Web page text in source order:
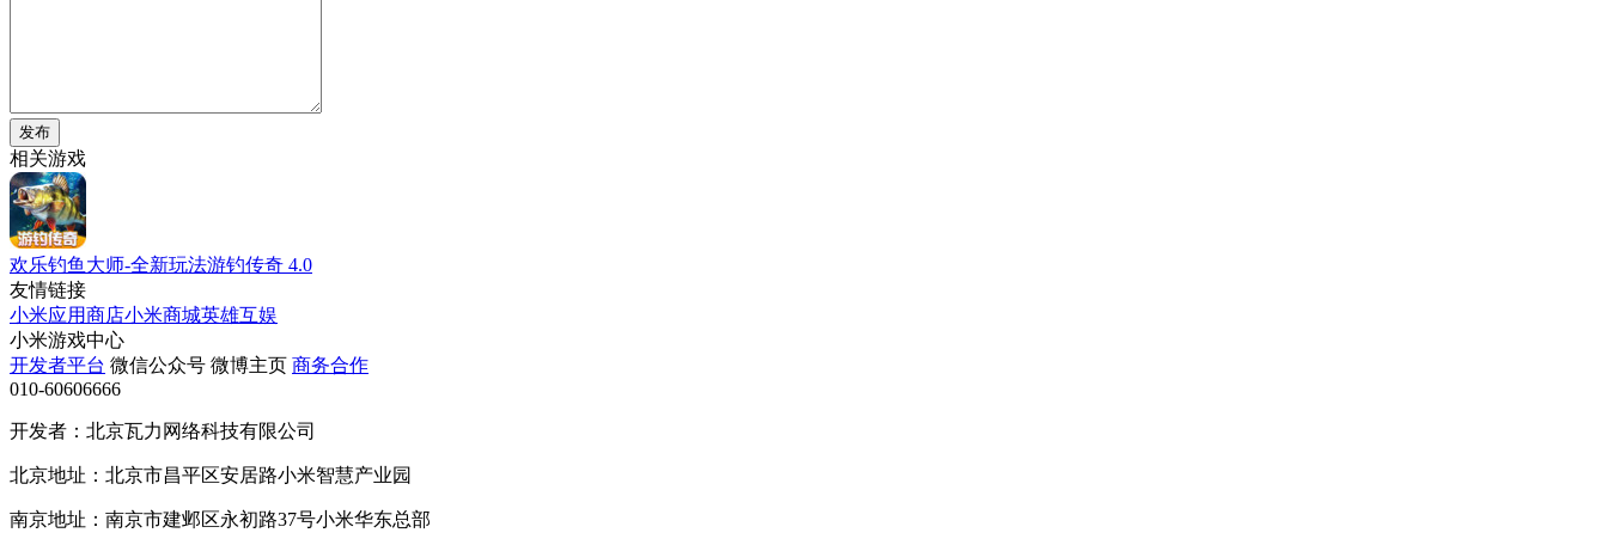
发布
相关游戏
欢乐钓鱼大师-全新玩法游钓传奇 4.0
友情链接
小米应用商店小米商城英雄互娱
小米游戏中心
开发者平台 微信公众号 微博主页 商务合作
010-60606666
开发者：北京瓦力网络科技有限公司
北京地址：北京市昌平区安居路小米智慧产业园
南京地址：南京市建邺区永初路37号小米华东总部